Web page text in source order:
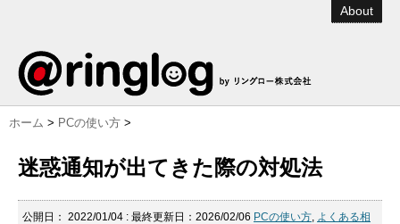
About
ホーム > PCの使い方 >
迷惑通知が出てきた際の対処法
公開日： 2022/01/04 : 最終更新日：2026/02/06 PCの使い方, よくある相